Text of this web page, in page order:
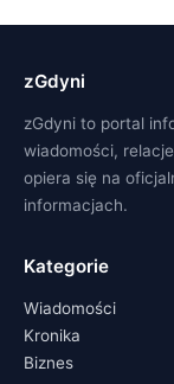
zGdyni
zGdyni to portal
wiadomości,
opiera się na
informacjach.
Kategorie
Wiadomości
Kronika
Biznes